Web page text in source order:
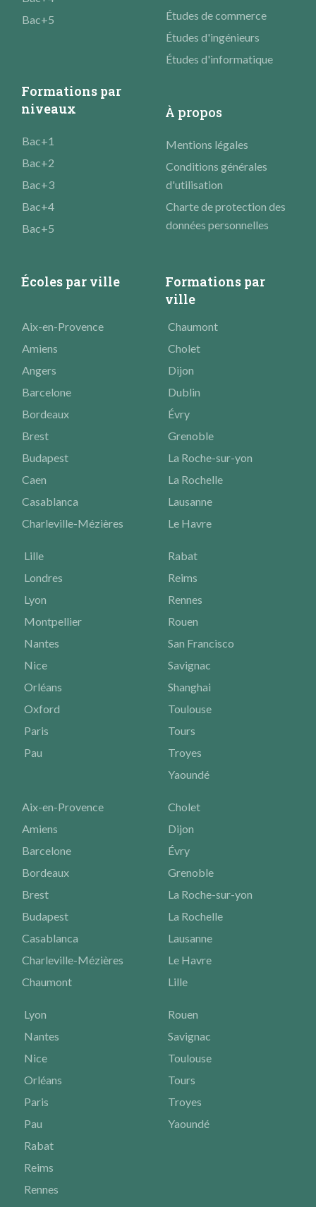
Bac+5
Études de commerce
Études d'ingénieurs
Études d'informatique
Formations par
niveaux
Bac+1
Bac+2
Bac+3
Bac+4
Bac+5
À propos
Mentions légales
Conditions générales
d'utilisation
Charte de protection des
données personnelles
Écoles par ville
Formations par
ville
Aix-en-Provence
Amiens
Angers
Barcelone
Bordeaux
Brest
Budapest
Caen
Casablanca
Charleville-Mézières
Chaumont
Cholet
Dijon
Dublin
Évry
Grenoble
La Roche-sur-yon
La Rochelle
Lausanne
Le Havre
Lille
Londres
Lyon
Montpellier
Nantes
Nice
Orléans
Oxford
Paris
Pau
Rabat
Reims
Rennes
Rouen
San Francisco
Savignac
Shanghai
Toulouse
Tours
Troyes
Yaoundé
Aix-en-Provence
Amiens
Barcelone
Bordeaux
Brest
Budapest
Casablanca
Charleville-Mézières
Chaumont
Cholet
Dijon
Évry
Grenoble
La Roche-sur-yon
La Rochelle
Lausanne
Le Havre
Lille
Lyon
Nantes
Nice
Orléans
Paris
Pau
Rabat
Reims
Rennes
Rouen
Savignac
Toulouse
Tours
Troyes
Yaoundé